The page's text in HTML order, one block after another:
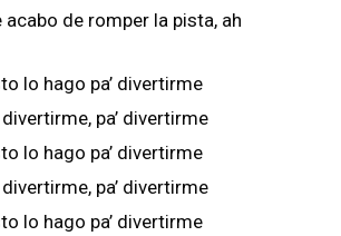
acabo de romper la pista, ah
lo hago pa’ divertirme
divertirme, pa’ divertirme
lo hago pa’ divertirme
divertirme, pa’ divertirme
lo hago pa’ divertirme